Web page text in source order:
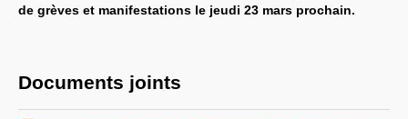
de grèves et manifestations le jeudi 23 mars prochain.
Documents joints